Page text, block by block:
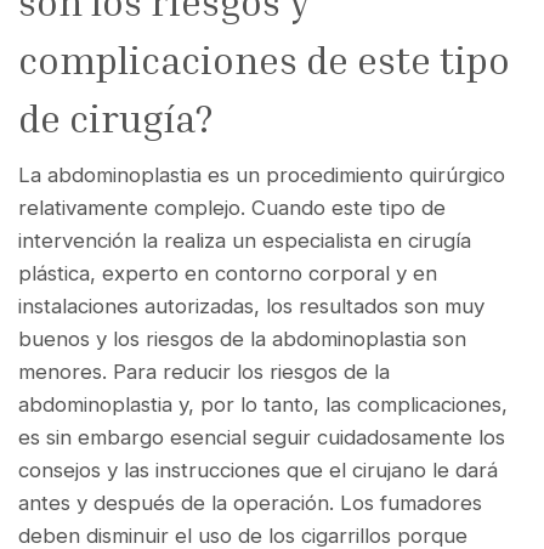
complicaciones de este tipo
de cirugía?
La abdominoplastia es un procedimiento quirúrgico
relativamente complejo. Cuando este tipo de
intervención la realiza un especialista en cirugía
plástica, experto en contorno corporal y en
instalaciones autorizadas, los resultados son muy
buenos y los riesgos de la abdominoplastia son
menores. Para reducir los riesgos de la
abdominoplastia y, por lo tanto, las complicaciones,
es sin embargo esencial seguir cuidadosamente los
consejos y las instrucciones que el cirujano le dará
antes y después de la operación. Los fumadores
deben disminuir el uso de los cigarrillos porque